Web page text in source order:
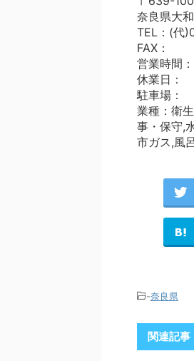
奈良県大
TEL：(代
FAX：
営業時間：
休業日：
駐車場：
業種：衛
事・保守,
市ガス,風
-奈良県
関連記事